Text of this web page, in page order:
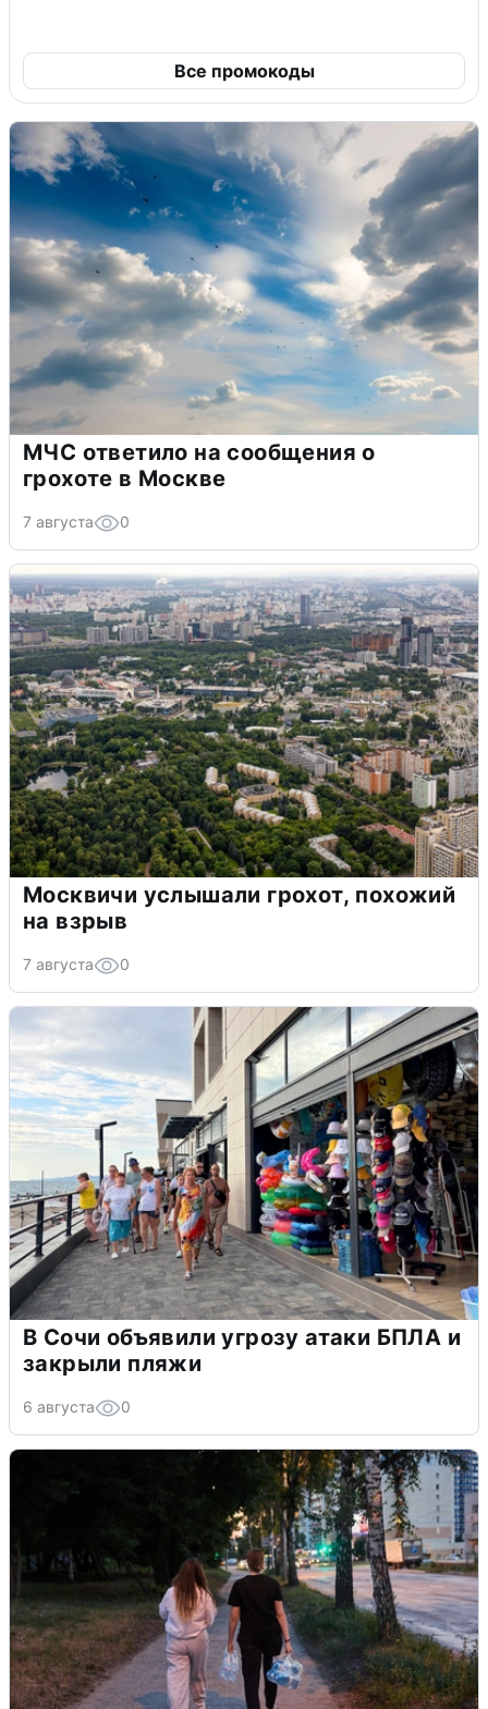
Все промокоды
МЧС ответило на сообщения о
грохоте в Москве
7 августа 0
Москвичи услышали грохот, похожий
на взрыв
7 августа 0
В Сочи объявили угрозу атаки БПЛА и
закрыли пляжи
6 августа 0